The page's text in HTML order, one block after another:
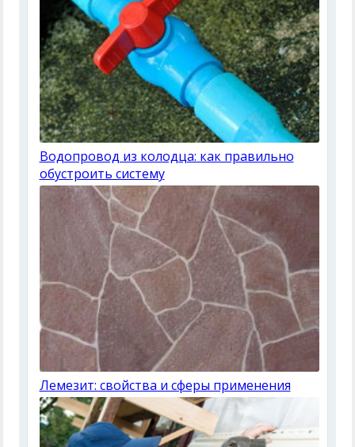
Водопровод из колодца: как правильно
обустроить систему
Лемезит: свойства и сферы применения